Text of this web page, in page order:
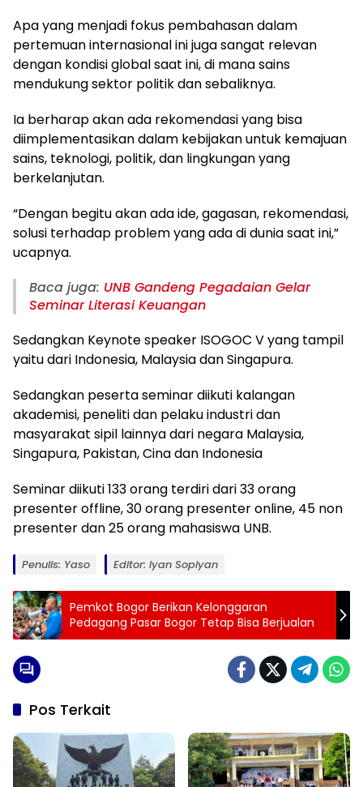
Apa yang menjadi fokus pembahasan dalam
pertemuan internasional ini juga sangat relevan
dengan kondisi global saat ini, di mana sains
mendukung sektor politik dan sebaliknya.
Ia berharap akan ada rekomendasi yang bisa
diimplementasikan dalam kebijakan untuk kemajuan
sains, teknologi, politik, dan lingkungan yang
berkelanjutan.
“Dengan begitu akan ada ide, gagasan, rekomendasi,
solusi terhadap problem yang ada di dunia saat ini,”
ucapnya.
Baca juga: UNB Gandeng Pegadaian Gelar
Seminar Literasi Keuangan
Sedangkan Keynote speaker ISOGOC V yang tampil
yaitu dari Indonesia, Malaysia dan Singapura.
Sedangkan peserta seminar diikuti kalangan
akademisi, peneliti dan pelaku industri dan
masyarakat sipil lainnya dari negara Malaysia,
Singapura, Pakistan, Cina dan Indonesia
Seminar diikuti 133 orang terdiri dari 33 orang
presenter offline, 30 orang presenter online, 45 non
presenter dan 25 orang mahasiswa UNB.
Penulis: Yaso Editor: Iyan Sopiyan
Pemkot Bogor Berikan Kelonggaran
Pedagang Pasar Bogor Tetap Bisa Berjualan
Pos Terkait